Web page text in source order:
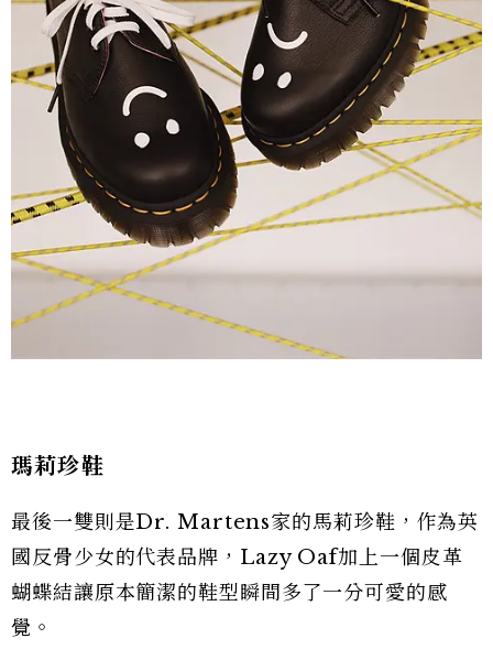
瑪莉珍鞋
最後一雙則是Dr. Martens家的馬莉珍鞋，作為英
國反骨少女的代表品牌，Lazy Oaf加上一個皮革
蝴蝶結讓原本簡潔的鞋型瞬間多了一分可愛的感
覺。